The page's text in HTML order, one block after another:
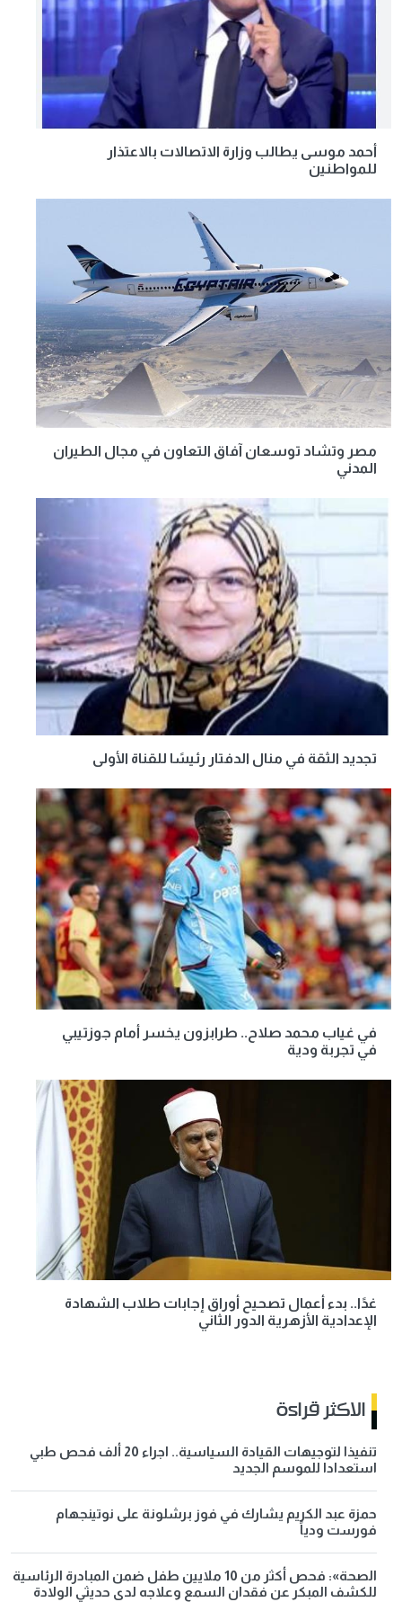
أحمد موسى يطالب وزارة الاتصالات بالاعتذار
للمواطنين
مصر وتشاد توسعان آفاق التعاون في مجال الطيران
المدني
تجديد الثقة في منال الدفتار رئيسًا للقناة الأولى
في غياب محمد صلاح.. طرابزون يخسر أمام جوزتيبي
في تجربة ودية
غدًا.. بدء أعمال تصحيح أوراق إجابات طلاب الشهادة
الإعدادية الأزهرية الدور الثاني
الاكثر قراءة
تنفيذا لتوجيهات القيادة السياسية.. اجراء 20 ألف فحص طبي
استعدادا للموسم الجديد
حمزة عبد الكريم يشارك في فوز برشلونة على نوتينجهام
فورست ودياً
الصحة»: فحص أكثر من 10 ملايين طفل ضمن المبادرة الرئاسية
للكشف المبكر عن فقدان السمع وعلاجه لدى حديثي الولادة